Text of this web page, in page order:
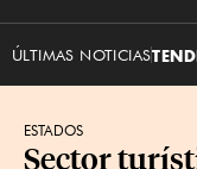
ÚLTIMAS NOTICIAS
ESTADOS
Sector